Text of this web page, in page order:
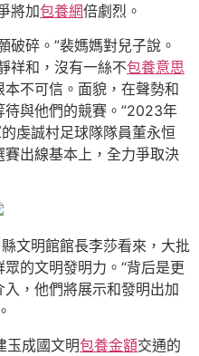
將加包養網倍劇烈。
破碎。”裴媽媽對兒子說。
祥和，沒有一絲不包養意思
不可信。面貌，在聲勢和
與他們的競賽。”2023年
虔誠村足球隊隊員董永恒
出線基本上，全力爭取決
文明館館長李莎看來，大批
的文明發明力。“背后是更
，他們將展示和發明出加
玉成國文明包養金額交通的